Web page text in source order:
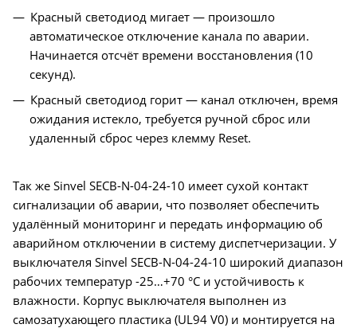
Красный светодиод мигает — произошло
автоматическое отключение канала по аварии.
Начинается отсчёт времени восстановления (10
секунд).
Красный светодиод горит — канал отключен, время
ожидания истекло, требуется ручной сброс или
удаленный сброс через клемму Reset.
Так же Sinvel SECB-N-04-24-10 имеет сухой контакт
сигнализации об аварии, что позволяет обеспечить
удалённый мониторинг и передать информацию об
аварийном отключении в систему диспетчеризации. У
выключателя Sinvel SECB-N-04-24-10 широкий диапазон
рабочих температур -25…+70 °C и устойчивость к
влажности. Корпус выключателя выполнен из
самозатухающего пластика (UL94 V0) и монтируется на